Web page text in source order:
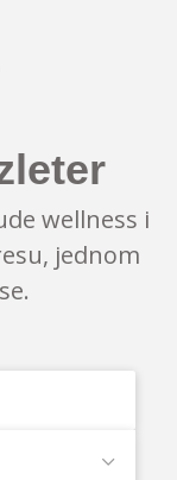
wellness i
jednom